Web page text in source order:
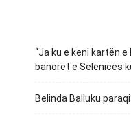
“Ja ku e keni kartën
banorët e Selenicës
Belinda Balluku